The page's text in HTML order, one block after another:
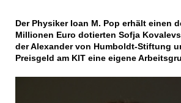
Der Physiker Ioan M. Pop erhält einen
Millionen Euro dotierten Sofja
der Alexander von Humboldt-Stiftung
Preisgeld am KIT eine eigene